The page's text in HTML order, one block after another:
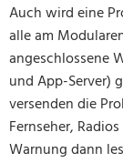
Auch wird eine
alle am
angeschlossene
und App-Server)
versenden die
Fernseher,
Warnung dann